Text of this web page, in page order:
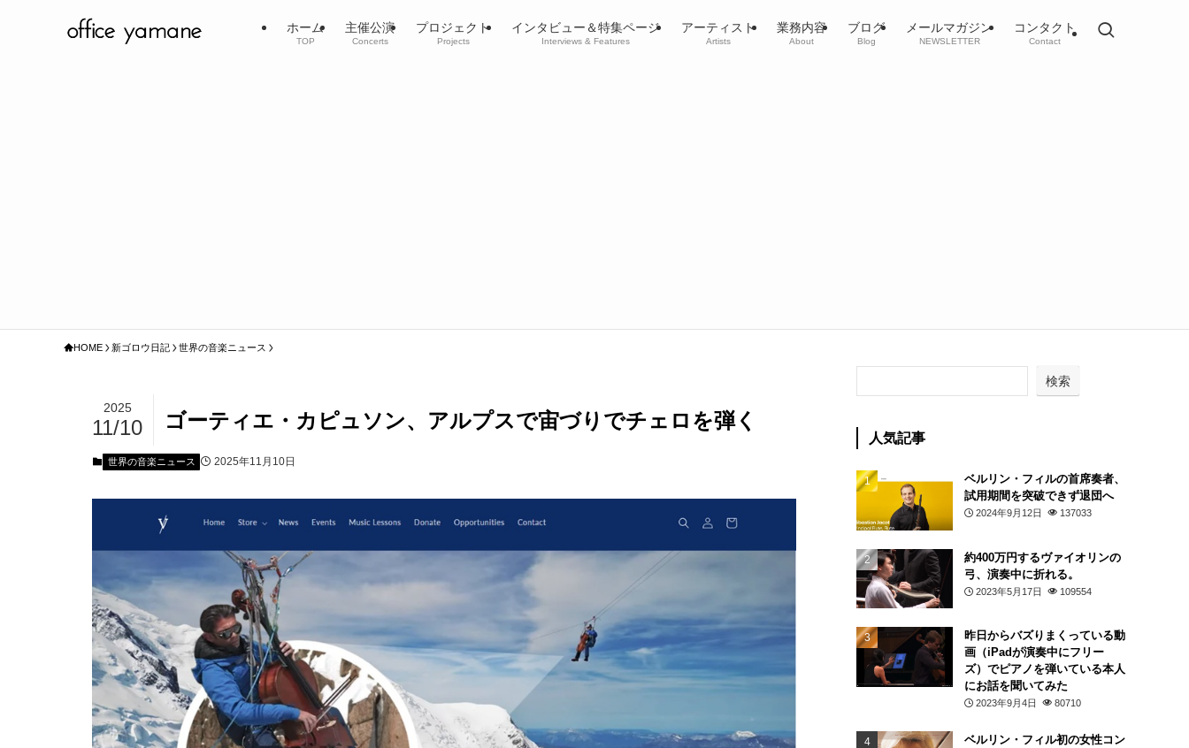
ホーム
TOP
主催公演
Concerts
プロジェクト
Projects
インタビュー＆特集ページ
Interviews & Features
アーティスト
Artists
業務内容
About
ブログ
Blog
メールマガジン
NEWSLETTER
コンタクト
Contact
HOME 新ゴロウ日記 世界の音楽ニュース
ゴーティエ・カピュソン、アルプスで宙づりでチェロを弾く
2025
11/10
世界の音楽ニュース 2025年11月10日
検索
人気記事
ベルリン・フィルの首席奏者、
試用期間を突破できず退団へ
2024年9月12日 137033
約400万円するヴァイオリンの
弓、演奏中に折れる。
2023年5月17日 109554
昨日からバズりまくっている動
画（iPadが演奏中にフリー
ズ）でピアノを弾いている本人
にお話を聞いてみた
2023年9月4日 80710
ベルリン・フィル初の女性コン